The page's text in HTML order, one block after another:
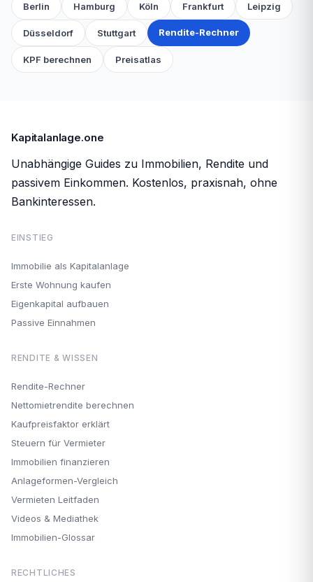
Berlin Hamburg Köln Frankfurt Leipzig
Düsseldorf Stuttgart Rendite-Rechner
KPF berechnen Preisatlas
Kapitalanlage.one
Unabhängige Guides zu Immobilien, Rendite und
passivem Einkommen. Kostenlos, praxisnah, ohne
Bankinteressen.
EINSTIEG
Immobilie als Kapitalanlage
Erste Wohnung kaufen
Eigenkapital aufbauen
Passive Einnahmen
RENDITE & WISSEN
Rendite-Rechner
Nettomietrendite berechnen
Kaufpreisfaktor erklärt
Steuern für Vermieter
Immobilien finanzieren
Anlageformen-Vergleich
Vermieten Leitfaden
Videos & Mediathek
Immobilien-Glossar
RECHTLICHES